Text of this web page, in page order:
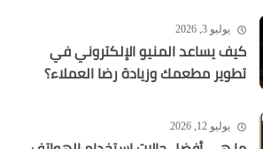
يوليو 3, 2026
كيف يساعد المنيو الإلكتروني في
تطوير مطعمك وزيادة رضا العملاء؟
يوليو 12, 2026